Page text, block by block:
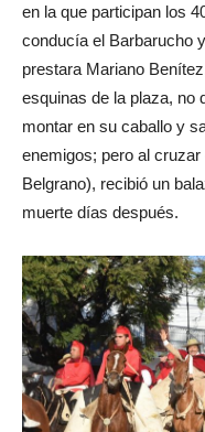
en la que participan los
conducía el Barbarucho
prestara Mariano
esquinas de la plaza, no
montar en su caballo y
enemigos; pero al cruzar
Belgrano), recibió un
muerte días después.